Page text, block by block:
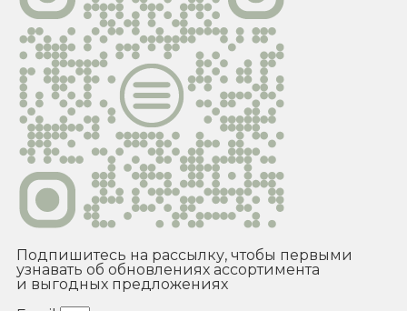
Подпишитесь на рассылку, чтобы первыми
узнавать об обновлениях ассортимента
и выгодных предложениях